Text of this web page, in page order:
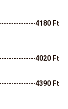
4180 Ft
4020 Ft
4390 Ft